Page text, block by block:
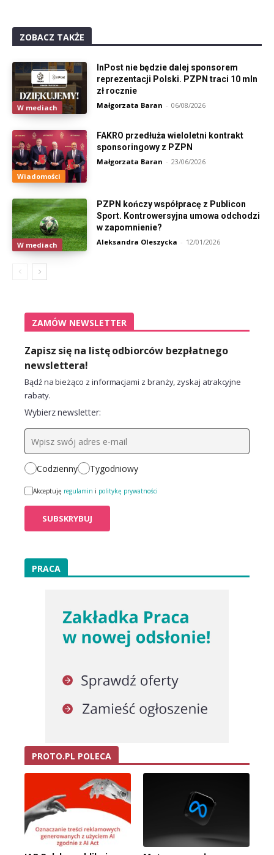
ZOBACZ TAKŻE
W mediach
InPost nie będzie dalej sponsorem
reprezentacji Polski. PZPN traci 10 mln
zł rocznie
Małgorzata Baran - 06/08/2026
Wiadomości
FAKRO przedłuża wieloletni kontrakt
sponsoringowy z PZPN
Małgorzata Baran - 23/06/2026
W mediach
PZPN kończy współpracę z Publicon
Sport. Kontrowersyjna umowa odchodzi
w zapomnienie?
Aleksandra Oleszycka - 12/01/2026
ZAMÓW NEWSLETTER
Zapisz się na listę odbiorców bezpłatnego
newslettera!
Bądź na bieżąco z informacjami z branży, zyskaj atrakcyjne
rabaty.
Wybierz newsletter:
Codzienny Tygodniowy
Akceptuję regulamin i politykę prywatności
PRACA
PROTO.PL POLECA